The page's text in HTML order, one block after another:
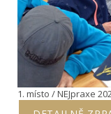
1. místo / NEJpraxe